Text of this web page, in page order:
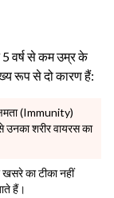
वर्ष से कम उम्र के
रूप से दो कारण हैं:
(Immunity)
उनका शरीर वायरस का
का टीका नहीं
हैं।